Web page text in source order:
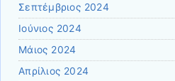
Σεπτέμβριος 2024
Ιούνιος 2024
Μάιος 2024
Απρίλιος 2024